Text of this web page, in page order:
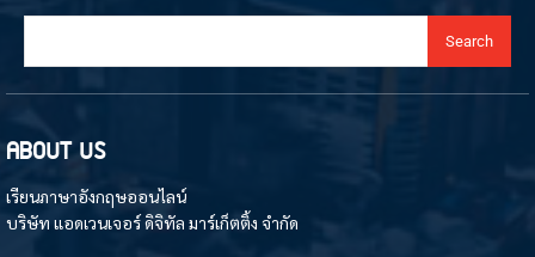
Search
ABOUT US
เรียนภาษาอังกฤษออนไลน์
บริษัท แอดเวนเจอร์ ดิจิทัล มาร์เก็ตติ้ง จำกัด